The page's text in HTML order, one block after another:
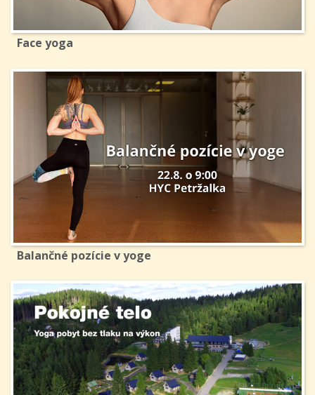
Face yoga
Balančné pozície v yoge